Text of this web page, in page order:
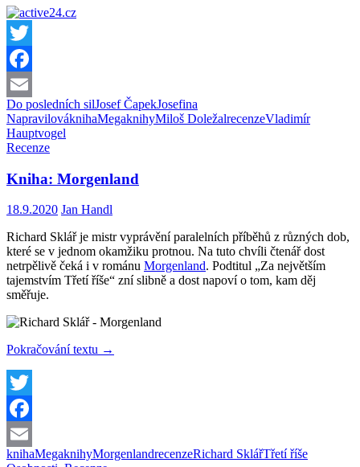
Twitter
Facebook
Email
Do posledních silJosef ČapekJosefina
NapravilováknihaMegaknihyMiloš DoležalrecenzeVladimír
Hauptvogel
Recenze
Kniha: Morgenland
18.9.2020 Jan Handl
Richard Sklář je mistr vyprávění paralelních příběhů z různých dob,
které se v jednom okamžiku protnou. Na tuto chvíli čtenář dost
netrpělivě čeká i v románu Morgenland. Podtitul „Za největším
tajemstvím Třetí říše“ zní slibně a dost napoví o tom, kam děj
směřuje.
Pokračování textu Kniha:
→
Twitter
Facebook
Email
knihaMegaknihyMorgenlandrecenzeRichard SklářTřetí říše